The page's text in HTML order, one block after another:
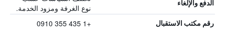
الدفع والإلغاء
نوع الغرفة ومزود الخدمة.
رقم مكتب الاستقبال +1 435 355 0910